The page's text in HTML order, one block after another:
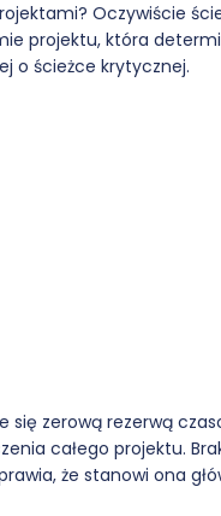
Oczywiście
projektu, która
o ścieżce krytycznej.
się zerową rezerwą
całego projektu.
że stanowi ona